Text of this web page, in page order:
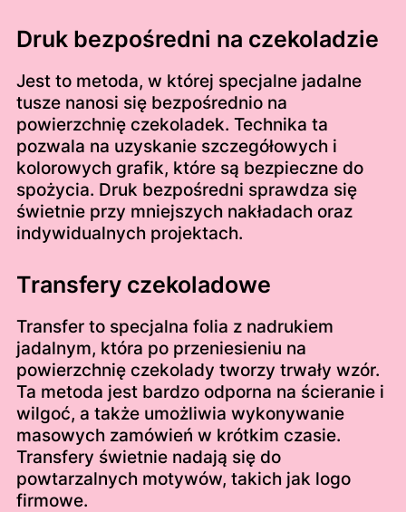
Druk bezpośredni na czekoladzie
Jest to metoda, w której specjalne jadalne
tusze nanosi się bezpośrednio na
powierzchnię czekoladek. Technika ta
pozwala na uzyskanie szczegółowych i
kolorowych grafik, które są bezpieczne do
spożycia. Druk bezpośredni sprawdza się
świetnie przy mniejszych nakładach oraz
indywidualnych projektach.
Transfery czekoladowe
Transfer to specjalna folia z nadrukiem
jadalnym, która po przeniesieniu na
powierzchnię czekolady tworzy trwały wzór.
Ta metoda jest bardzo odporna na ścieranie i
wilgoć, a także umożliwia wykonywanie
masowych zamówień w krótkim czasie.
Transfery świetnie nadają się do
powtarzalnych motywów, takich jak logo
firmowe.